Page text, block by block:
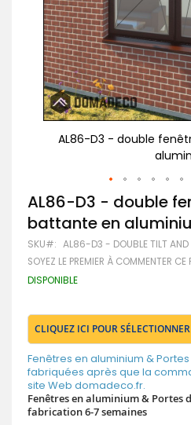
AL86-D3 - double
Passer
au
début
de
la
Galerie
d’images
AL86-D3 - double
battante en
SKU AL86-D3 - DOUBLE TILT
SOYEZ LE PREMIER À COMMENTER CE
DISPONIBLE
CLIQUEZ ICI POUR
Fenêtres en aluminium &
fabriquées après que la
site Web domadeco.fr.
Fenêtres en aluminium & Portes
fabrication 6-7 semaines